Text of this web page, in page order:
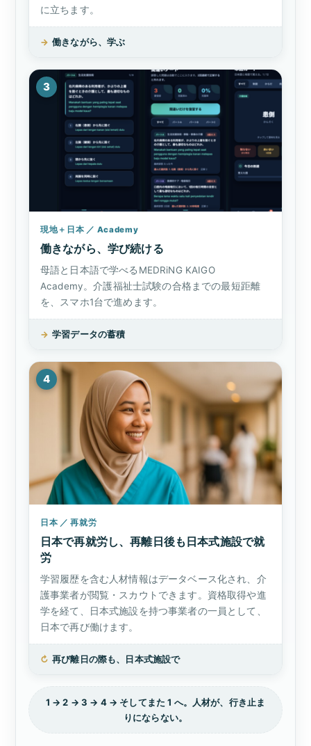
に立ちます。
→ 働きながら、学ぶ
3
現地＋日本 ／ Academy
働きながら、学び続ける
母語と日本語で学べるMEDRiNG KAIGO
Academy。介護福祉士試験の合格までの最短距離
を、スマホ1台で進めます。
→ 学習データの蓄積
4
日本 ／ 再就労
日本で再就労し、再離日後も日本式施設で就
労
学習履歴を含む人材情報はデータベース化され、介
護事業者が閲覧・スカウトできます。資格取得や進
学を経て、日本式施設を持つ事業者の一員として、
日本で再び働けます。
↻ 再び離日の際も、日本式施設で
1 → 2 → 3 → 4 → そしてまた 1 へ。人材が、行き止ま
りにならない。